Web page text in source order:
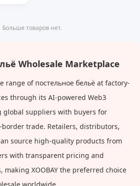
Больше товаров нет.
Wholesale Marketplace
range of постельное бельё at factory-
through its AI-powered Web3
global suppliers with buyers for
border trade. Retailers, distributors,
source high-quality products from
with transparent pricing and
making XOOBAY the preferred choice